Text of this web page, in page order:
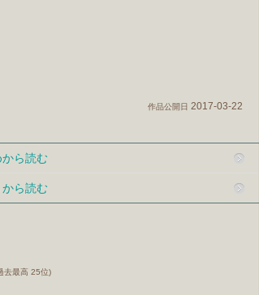
作品公開日 2017-03-22
から読む
から読む
去最高 25位)